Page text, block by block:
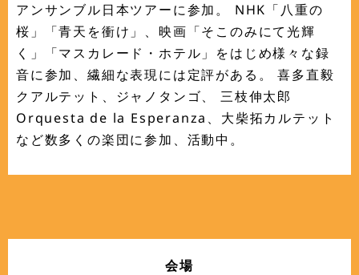
アンサンブル日本ツアーに参加。 NHK「八重の
桜」「青天を衝け」、映画「そこのみにて光輝
く」「マスカレード・ホテル」をはじめ様々な録
音に参加、繊細な表現には定評がある。 喜多直毅
クアルテット、ジャノタンゴ、 三枝伸太郎
Orquesta de la Esperanza、大柴拓カルテット
など数多くの楽団に参加、活動中。
会場